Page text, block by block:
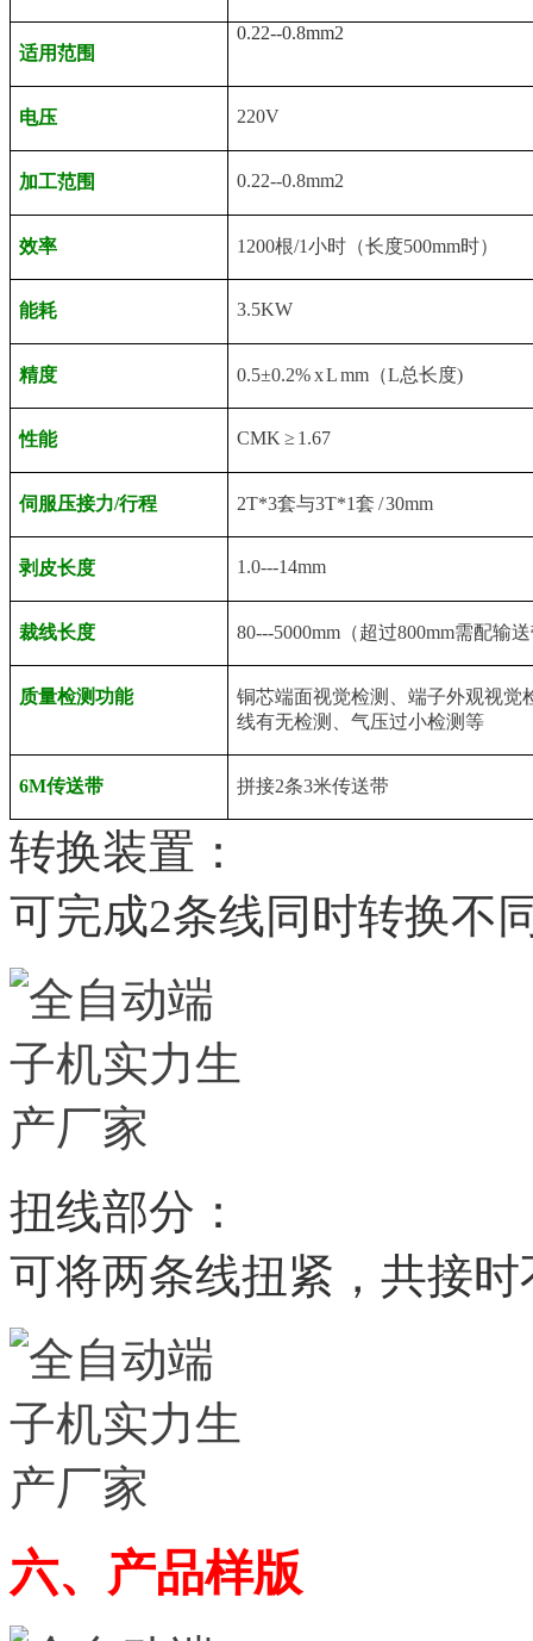
适用范围
0.22--0.8mm2
电压 220V
加工范围 0.22--0.8mm2
效率 1200根/1小时（长度500mm时）
能耗 3.5KW
精度 0.5±0.2% x L mm（L总长度)
性能 CMK ≥ 1.67
伺服压接力/行程 2T*3套与3T*1套 / 30mm
剥皮长度 1.0---14mm
裁线长度 80---5000mm（超过800mm需配输
质量检测功能
铜芯端面视觉检测、端子外观视觉
线有无检测、气压过小检测等
6M传送带 拼接2条3米传送带
转换装置：
可完成2条线同时转换不
扭线部分：
可将两条线扭紧，共接
六、 产品样版